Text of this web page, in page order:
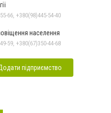
66, +380(98)445-54-40
населення
59, +380(67)350-44-68
підприємство